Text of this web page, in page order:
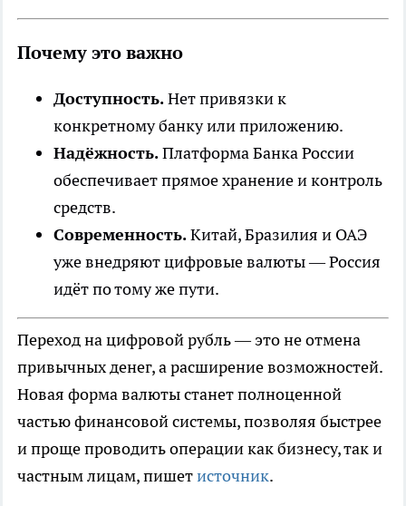
Почему это важно
Доступность.Нет привязки к
конкретному банку или приложению.
Надёжность.Платформа Банка России
обеспечивает прямое хранение и контроль
средств.
Современность.Китай, Бразилия и ОАЭ
уже внедряют цифровые валюты — Россия
идёт по тому же пути.
Переход на цифровой рубль — это не отмена
привычных денег, а расширение возможностей.
Новая форма валюты станет полноценной
частью финансовой системы, позволяя быстрее
и проще проводить операции как бизнесу, так и
частным лицам,пишетисточник.